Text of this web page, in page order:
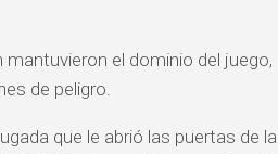
el dominio del juego,
de peligro.
que le abrió las puertas de la